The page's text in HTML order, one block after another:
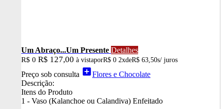
Um Abraço...Um Presente Detalhes
R$ 0 R$ 127,00 à vistaporR$ 0 2xdeR$ 63,50s/ juros
Preço sob consulta add_boxFlores e Chocolate
Descrição:
Itens do Produto
1 - Vaso (Kalanchoe ou Calandiva) Enfeitado